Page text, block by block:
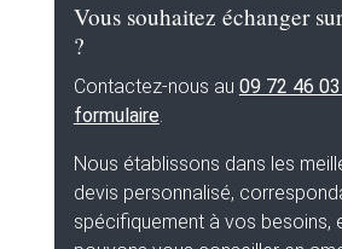
Vous souhaitez échanger
?
Contactez-nous au 09 72 46
formulaire.
Nous établissons dans les
devis personnalisé,
spécifiquement à vos besoins,